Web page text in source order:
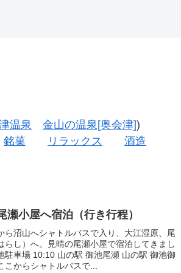
温泉 金山の温泉[奥会津])
銘菓 リラックス
酒造
瀬小屋へ宿泊（行き行程）
ら沼山へシャトルバスで入り、大江湿原、尾
らし）へ。見晴の尾瀬小屋で宿泊してきまし
駐車場 10:10 山の駅 御池尾瀬 山の駅 御池御
からシャトルバスで...